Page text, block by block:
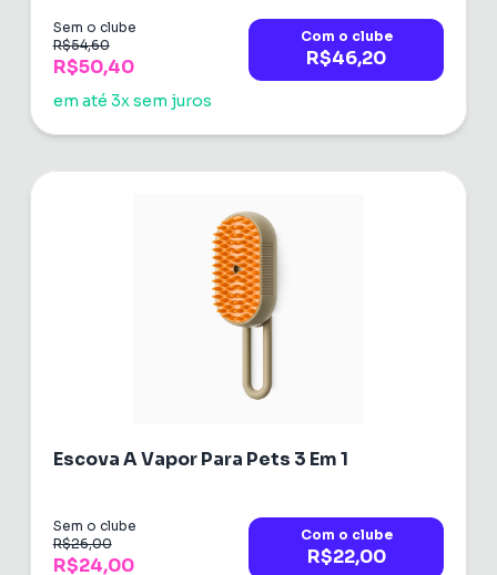
Sem o clube
R$54,60
R$50,40
Com o clube
R$46,20
em até 3x sem juros
Escova A Vapor Para Pets 3 Em 1
Sem o clube
R$26,00
R$24,00
Com o clube
R$22,00